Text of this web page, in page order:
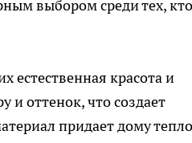
выбором среди тех,
естественная красота и
и оттенок, что создает
придает дому